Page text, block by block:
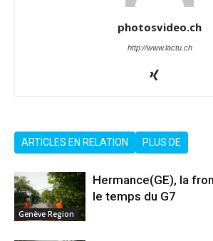
photosvideo.ch
http://www.lactu.ch
ARTICLES EN RELATION PLUS DE
Genève Region
Hermance(GE), la
le temps du G7